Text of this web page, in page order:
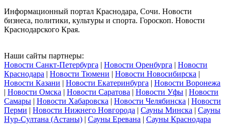
Информационный портал Краснодара, Сочи. Новости
бизнеса, политики, культуры и спорта. Гороскоп. Новости
Краснодарского Края.
Наши сайты партнеры:
Новости Санкт-Петербурга | Новости Оренбурга | Новости
Краснодара | Новости Тюмени | Новости Новосибирска |
Новости Казани | Новости Екатеринбурга | Новости Воронежа
| Новости Омска | Новости Саратова | Новости Уфы | Новости
Самары | Новости Хабаровска | Новости Челябинска | Новости
Перми | Новости Нижнего Новгорода | Сауны Минска | Сауны
Нур-Султана (Астаны) | Сауны Еревана | Сауны Краснодара